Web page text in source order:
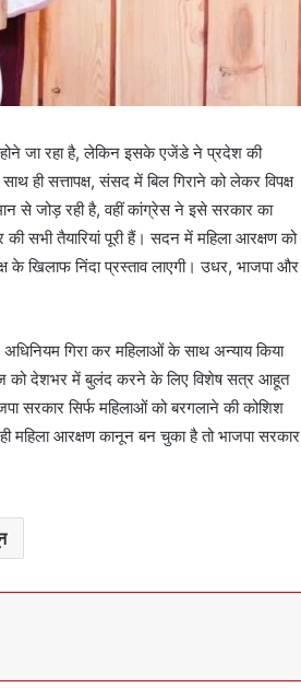
जा रहा है, लेकिन इसके एजेंडे ने प्रदेश की
ही सत्तापक्ष, संसद में बिल गिराने को लेकर विपक्ष
से जोड़ रही है, वहीं कांग्रेस ने इसे सरकार का
सभी तैयारियां पूरी हैं। सदन में महिला आरक्षण को
के खिलाफ निंदा प्रस्ताव लाएगी। उधर, भाजपा और
गिरा कर महिलाओं के साथ अन्याय किया
को देशभर में बुलंद करने के लिए विशेष सत्र आहूत
सरकार सिर्फ महिलाओं को बरगलाने की कोशिश
महिला आरक्षण कानून बन चुका है तो भाजपा सरकार